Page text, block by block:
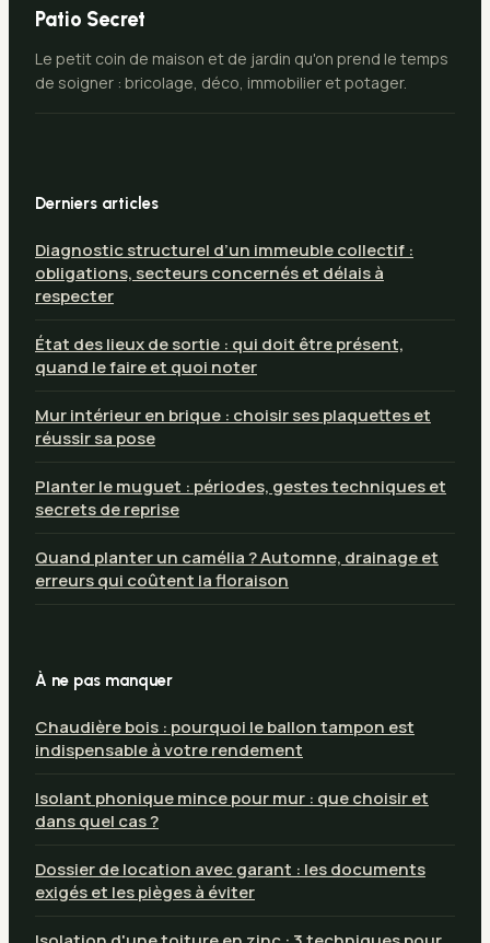
Patio Secret
Le petit coin de maison et de jardin qu'on prend le temps
de soigner : bricolage, déco, immobilier et potager.
Derniers articles
Diagnostic structurel d’un immeuble collectif :
obligations, secteurs concernés et délais à
respecter
État des lieux de sortie : qui doit être présent,
quand le faire et quoi noter
Mur intérieur en brique : choisir ses plaquettes et
réussir sa pose
Planter le muguet : périodes, gestes techniques et
secrets de reprise
Quand planter un camélia ? Automne, drainage et
erreurs qui coûtent la floraison
À ne pas manquer
Chaudière bois : pourquoi le ballon tampon est
indispensable à votre rendement
Isolant phonique mince pour mur : que choisir et
dans quel cas ?
Dossier de location avec garant : les documents
exigés et les pièges à éviter